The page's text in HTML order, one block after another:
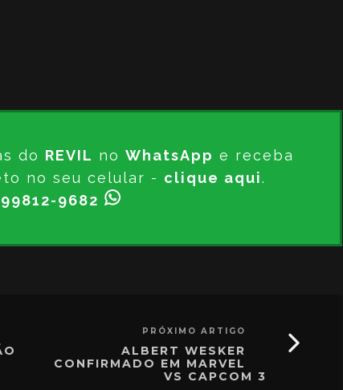
do REVIL no WhatsApp e receba
no seu celular - clique aqui.
9682
PRÓXIMO ARTIGO
ALBERT WESKER
CONFIRMADO EM MARVEL
VS CAPCOM 3